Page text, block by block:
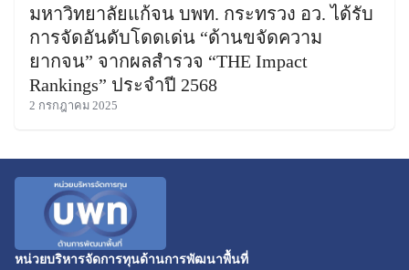
มหาวิทยาลัยแก้จน บพท. กระทรวง อว. ได้รับ
การจัดอันดับโดดเด่น “ด้านขจัดความ
ยากจน” จากผลสำรวจ “THE Impact
Rankings” ประจำปี 2568
2 กรกฎาคม 2025
หน่วยบริหารจัดการทุนด้านการพัฒนาพื้นที่